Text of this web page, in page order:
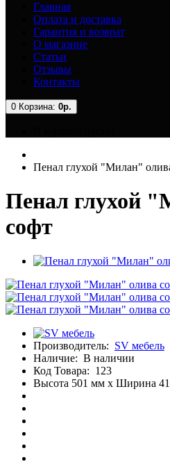
Главная
Оплата и доставка
Гарантия и возврат
О магазине
Статьи
Отзывы
Контакты
0 Корзина: 0р.
Пенал глухой "Милан"
Пенал глухой
софт
Производитель: SV мебель
Наличие: В наличии
Код Товара: 123
Высота 501 мм x Ширина